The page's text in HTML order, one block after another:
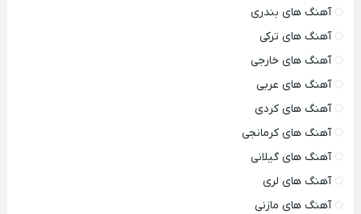
آهنگ های بندری
آهنگ های ترکی
آهنگ های خارجی
آهنگ های عربی
آهنگ های کردی
آهنگ های کرمانجی
آهنگ های گیلانی
آهنگ های لری
آهنگ های مازنی